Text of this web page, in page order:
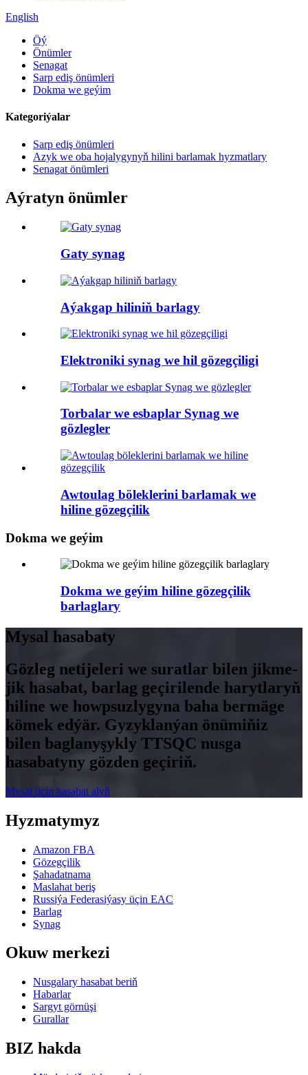
English
Öý
Önümler
Senagat
Sarp ediş önümleri
Dokma we geýim
Kategoriýalar
Sarp ediş önümleri
Azyk we oba hojalygynyň hilini barlamak hyzmatlary
Senagat önümleri
Aýratyn önümler
Gaty synag
Aýakgap hiliniň barlagy
Elektroniki synag we hil gözegçiligi
Torbalar we esbaplar Synag we
gözlegler
Awtoulag böleklerini barlamak we
hiline gözegçilik
Dokma we geýim
Dokma we geýim hiline gözegçilik
barlaglary
Mysal hasabaty
Gözleg netijeleri we suratlar bilen jikme-
jik hasabat, barlag geçirilende harytlaryň
hiline we howpsuzlygyna baha bermäge
kömek edýär. Gyzyklanýan önümiňiz
bilen baglanyşykly TTSQC nusga
hasabatyny gözden geçiriň.
Mysal üçin hasabat alyň
Hyzmatymyz
Amazon FBA
Gözegçilik
Şahadatnama
Maslahat beriş
Russiýa Federasiýasy üçin EAC
Barlag
Synag
Okuw merkezi
Nusgalary hasabat beriň
Habarlar
Sargyt görnüşi
Gurallar
BIZ hakda